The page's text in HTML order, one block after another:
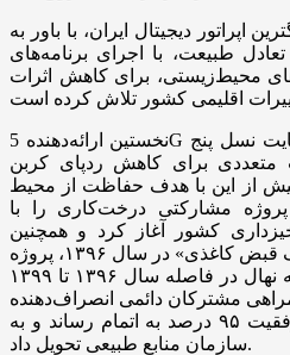
اپراتور دیجیتال ایران، با باور به
طبیعت، با اجرای برنامه‌های
محیط‌زیستی، برای کاهش اثرات
نخستین ارائه‌دهنده 5G و رکورددار سرعت و تعداد سایت نسل پنج
متعددی برای کاهش ردپای کربن
از این با هدف حفاظت از محیط
از اسفندماه ۱۳۹۶، پروژه مشارکتی درخت‌کاری را با
کشور آغاز کرد و همچنین
علاوه بر برگزاری کمپین «حذف قبض کاغذی» در سال ۱۳۹۶، پروژه
کاشت و نگهداری ۱۵هزار اصله نهال در فاصله سال ۱۳۹۶ تا ۱۳۹۹
مشترکان دائمی انصراف‌دهنده
از دریافت قبض کاغذی، با موفقیت ۹۵ درصد به اتمام رساند و به
سازمان منابع طبیعی تحویل داد.